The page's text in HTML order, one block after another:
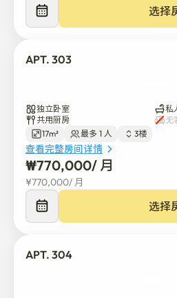
感谢您协助我们顺利运营停车。
- 所有的公共费用都包含在管理费
- 丢失卡钥匙时需要支付2万韩元
- 客房号数和设计可根据酒店经营
[入住指南 - 公寓酒店&Liiv安山店]
您好，客人，衷心欢迎您签约。
公寓酒店和Liiv安山店是提供高
可以立即入住和短期居住的全套住
除合同的理由)。
※ 公用设施:健身房、餐厅、厨
选择
APT. 303
独立卧室
私
共用厨房
无
17m²
最多 1 人 3楼
查看完整房间详情
₩770,000/ 月
¥770,000/ 月
选择
APT. 304